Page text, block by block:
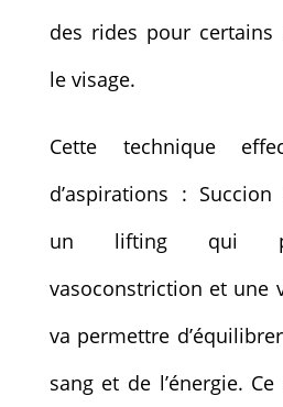
des rides pour certains
le visage.
Cette technique
d’aspirations : Succion
un lifting qui
vasoconstriction et une
va permettre
sang et de l’énergie.